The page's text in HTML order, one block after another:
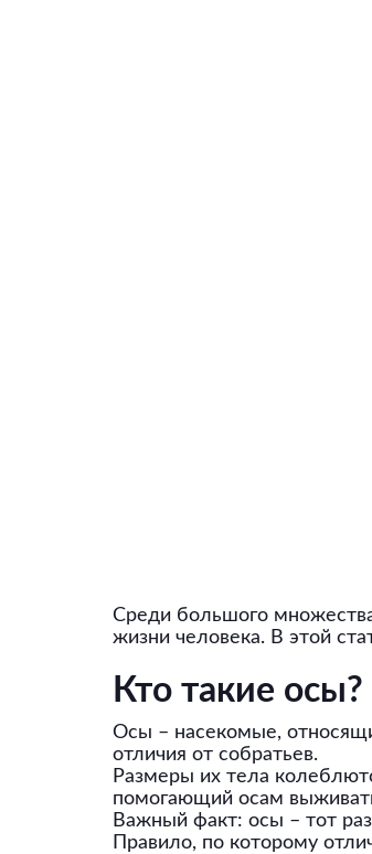
Среди большого
жизни человека. В этой
Кто такие осы?
Осы – насекомые,
отличия от собратьев.
Размеры их тела
помогающий осам
Важный факт: осы – тот
Правило, по которому